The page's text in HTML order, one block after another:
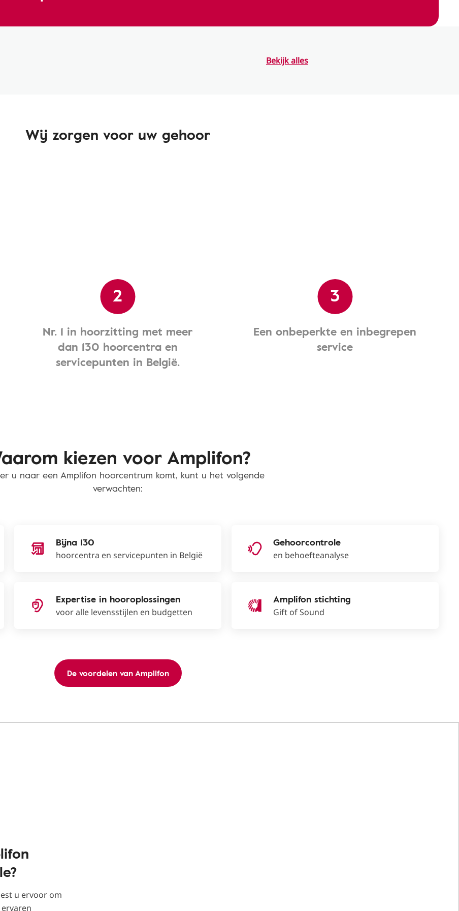
Bekijk alles
Wij zorgen voor uw gehoor
2
Nr. 1 in hoorzitting met meer
dan 130 hoorcentra en
servicepunten in België.
3
Een onbeperkte en inbegrepen
service
kiezen voor Amplifon?
u naar een Amplifon hoorcentrum komt, kunt u het volgende
verwachten:
Bijna 130
hoorcentra en servicepunten in België
Gehoorcontrole
en behoefteanalyse
Expertise in hooroplossingen
voor alle levensstijlen en budgetten
Amplifon stichting
Gift of Sound
De voordelen van Amplifon
u ervoor om